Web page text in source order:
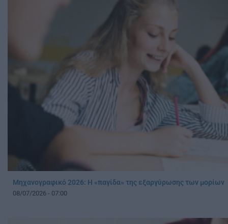
Μηχανογραφικό 2026: Η «παγίδα» της εξαργύρωσης των μορίων
08/07/2026 - 07:00